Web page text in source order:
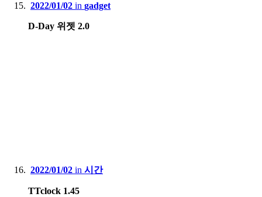
2022/01/02 in gadget
D-Day 위젯 2.0
2022/01/02 in 시간
TTclock 1.45